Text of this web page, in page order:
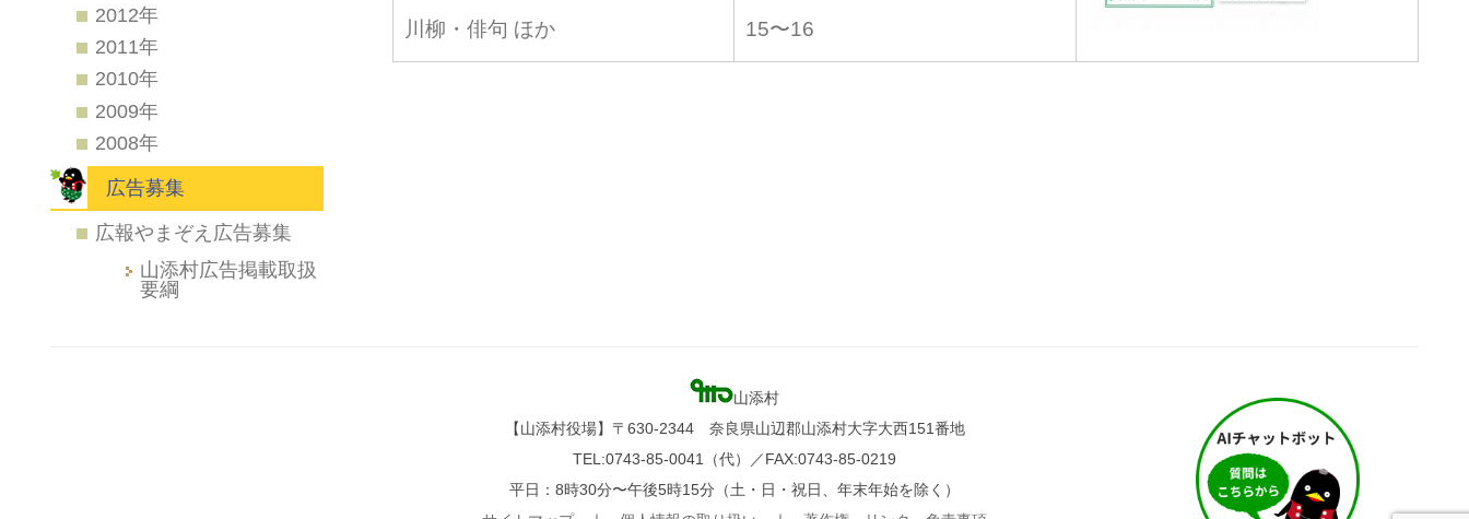
川柳・俳句 ほか 15〜16
2012年
2011年
2010年
2009年
2008年
広告募集
広報やまぞえ広告募集
山添村広告掲載取扱
要綱
山添村
【山添村役場】〒630-2344 奈良県山辺郡山添村大字大西151番地
TEL:0743-85-0041（代）／FAX:0743-85-0219
平日：8時30分〜午後5時15分（土・日・祝日、年末年始を除く）